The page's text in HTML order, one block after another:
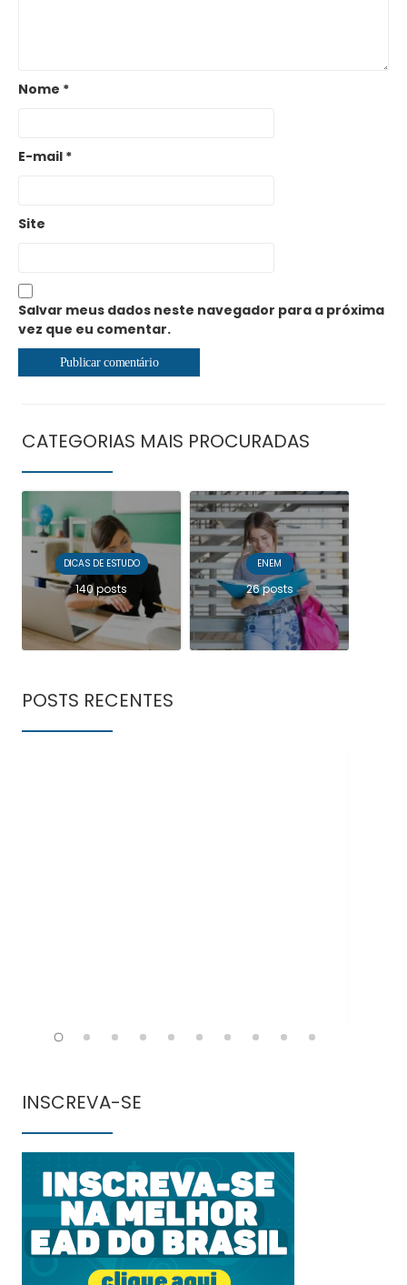
Nome *
E-mail *
Site
Salvar meus dados neste navegador para a próxima
vez que eu comentar.
CATEGORIAS MAIS PROCURADAS
DICAS DE ESTUDO
140 posts
ENEM
26 posts
POSTS RECENTES
INSCREVA-SE